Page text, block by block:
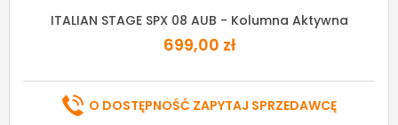
ITALIAN STAGE SPX 08 AUB - Kolumna Aktywna
699,00 zł
O DOSTĘPNOŚĆ ZAPYTAJ SPRZEDAWCĘ